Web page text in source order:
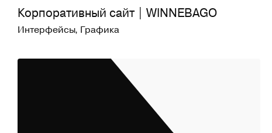
Корпоративный сайт | WINNEBAGO
Интерфейсы, Графика